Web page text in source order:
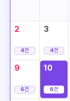
2
4건
3
4건
9
6건
10
6건